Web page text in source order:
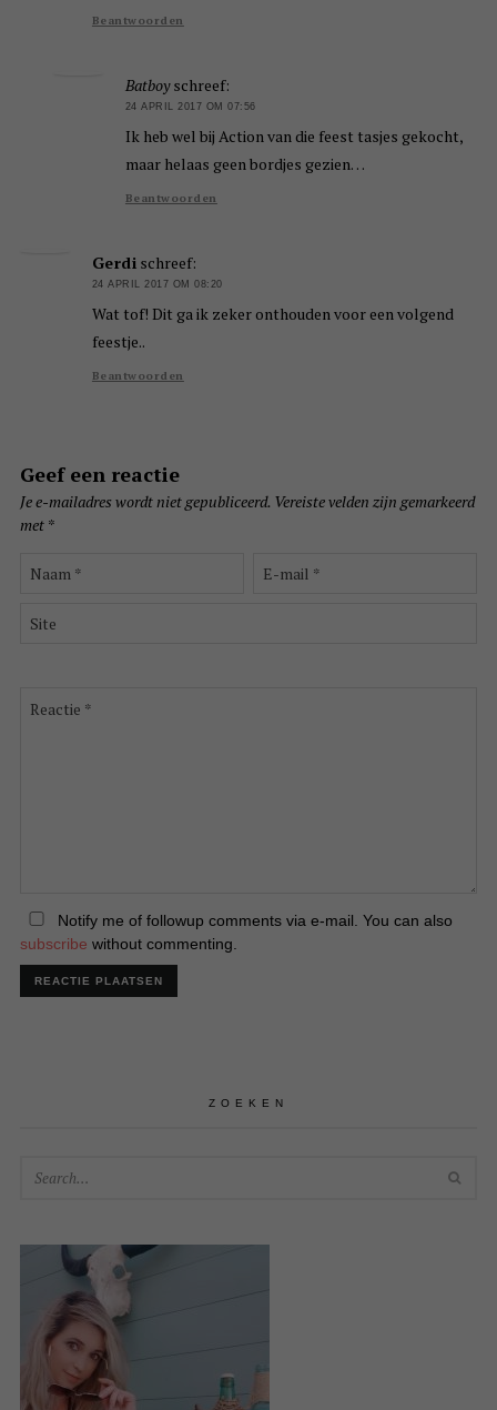
Beantwoorden
Batboy schreef:
24 APRIL 2017 OM 07:56
Ik heb wel bij Action van die feest tasjes gekocht,
maar helaas geen bordjes gezien…
Beantwoorden
Gerdi schreef:
24 APRIL 2017 OM 08:20
Wat tof! Dit ga ik zeker onthouden voor een volgend
feestje..
Beantwoorden
Geef een reactie
Je e-mailadres wordt niet gepubliceerd. Vereiste velden zijn gemarkeerd
met *
Notify me of followup comments via e-mail. You can also
subscribe without commenting.
ZOEKEN